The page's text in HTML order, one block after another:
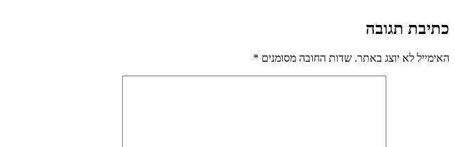
כתיבת תגובה
האימייל לא יוצג באתר. שדות החובה מסומנים *